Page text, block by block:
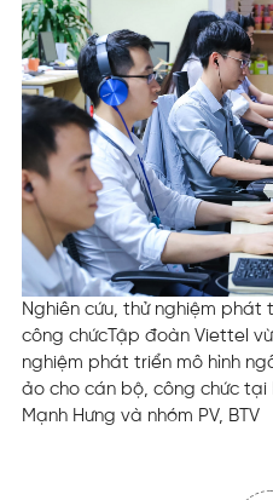
Nghiên cứu, thử nghiệm phát
công chứcTập đoàn Viettel
nghiệm phát triển mô hình
ảo cho cán bộ, công chức tại
Mạnh Hưng và nhóm PV, BTV